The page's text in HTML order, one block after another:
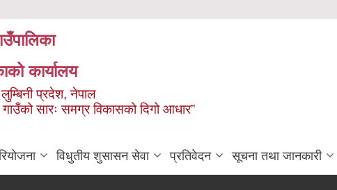
कार्यालय
लुम्बिनी प्रदेश, नेपाल
सारः समग्र विकासको दिगो आधार”
विधुतीय शुसासन सेवा प्रतिवेदन सूचना तथा जानकारी